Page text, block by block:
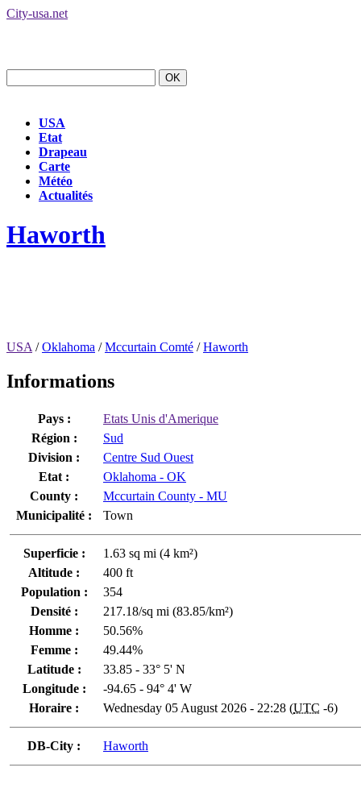
City-usa.net
USA
Etat
Drapeau
Carte
Météo
Actualités
Haworth
USA /Oklahoma /Mccurtain Comté /Haworth
Informations
Pays :
Etats Unis d'Amerique
Région :
Sud
Division :
Centre Sud Ouest
Etat :
Oklahoma - OK
County :
Mccurtain County - MU
Municipalité :
Town
Superficie :
1.63 sq mi (4 km²)
Altitude :
400 ft
Population :
354
Densité :
217.18/sq mi (83.85/km²)
Homme :
50.56%
Femme :
49.44%
Latitude :
33.85 - 33° 5' N
Longitude :
-94.65 - 94° 4' W
Horaire :
Wednesday 05 August 2026 - 22:28 (UTC -6)
DB-City : Haworth